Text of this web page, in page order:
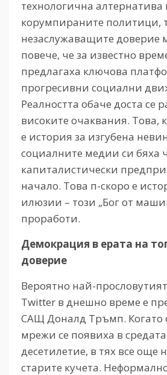
технологична алтернатива
корумпираните политици,
незаслужаващите
повече, че за известно
предлагаха ключова
прогресивни социални
Реалността обаче доста се
високите очаквания. Това,
е история за изгубена
социалните медии си бяха
капиталистически
начало. Това п-скоро е
илюзии – този „Бог от
проработи.
Демокрация в ерата на
доверие
Вероятно най-
Twitter в днешно време е
САЩ Доналд Тръмп. Когато
мрежи се появиха в
десетилетие, в тях все още
старите кучета.